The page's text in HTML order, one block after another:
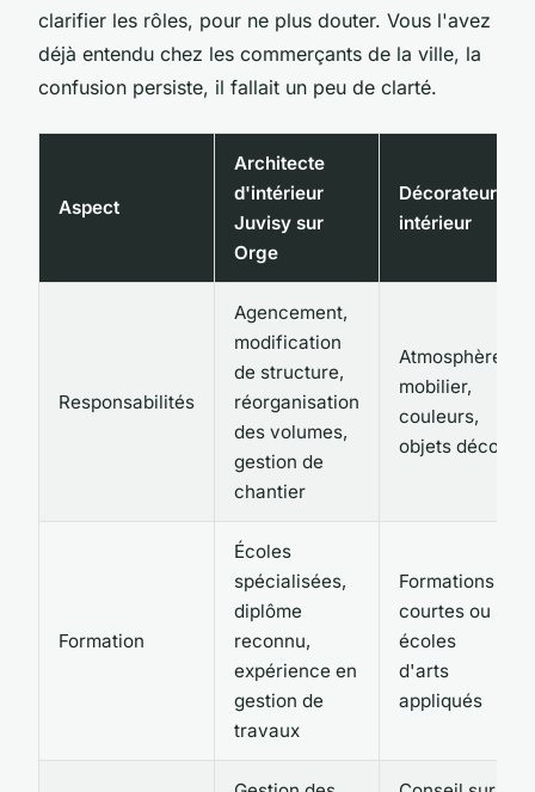
clarifier les rôles, pour ne plus douter. Vous l'avez
déjà entendu chez les commerçants de la ville, la
confusion persiste, il fallait un peu de clarté.
Aspect
Architecte
d'intérieur
Juvisy sur
Orge
Décorateur
intérieur
Responsabilités
Agencement,
modification
de structure,
réorganisation
des volumes,
gestion de
chantier
Atmosphère,
mobilier,
couleurs,
objets déco
Formation
Écoles
spécialisées,
diplôme
reconnu,
expérience en
gestion de
travaux
Formations
courtes ou
écoles
d'arts
appliqués